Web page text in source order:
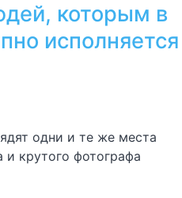
которым в
исполняется
одни и те же места
и крутого фотографа